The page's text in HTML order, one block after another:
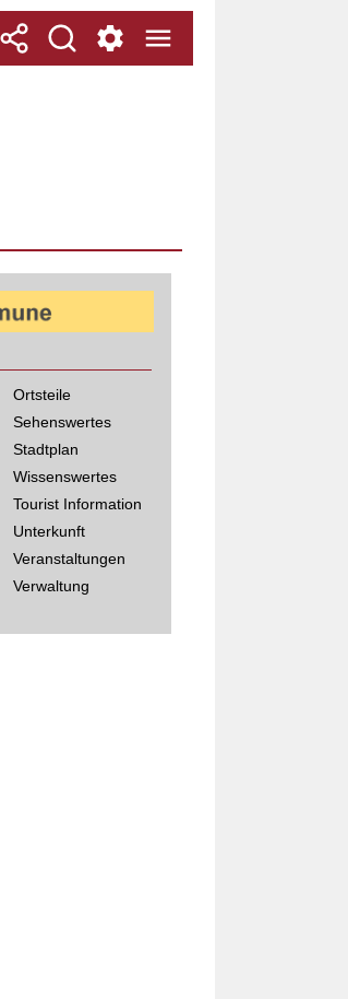
Ortsteile
Sehenswertes
Stadtplan
Wissenswertes
Tourist Information
Unterkunft
Veranstaltungen
Verwaltung